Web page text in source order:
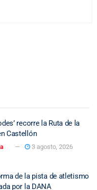
recorre la Ruta de la
Castellón
3 agosto, 2026
de la pista de atletismo
por la DANA